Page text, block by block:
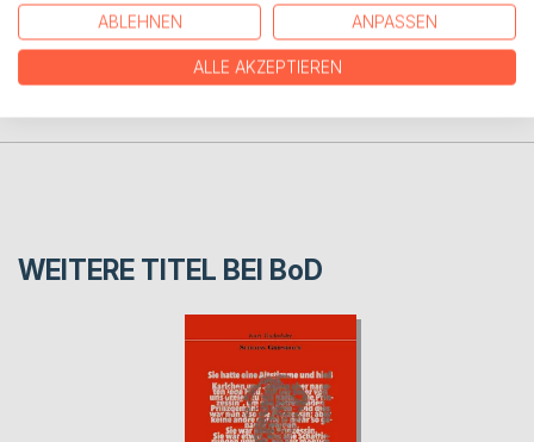
PRESSESTIMMEN
WEITERE TITEL BEI BoD
ABLEHNEN ANPASSEN
ALLE AKZEPTIEREN